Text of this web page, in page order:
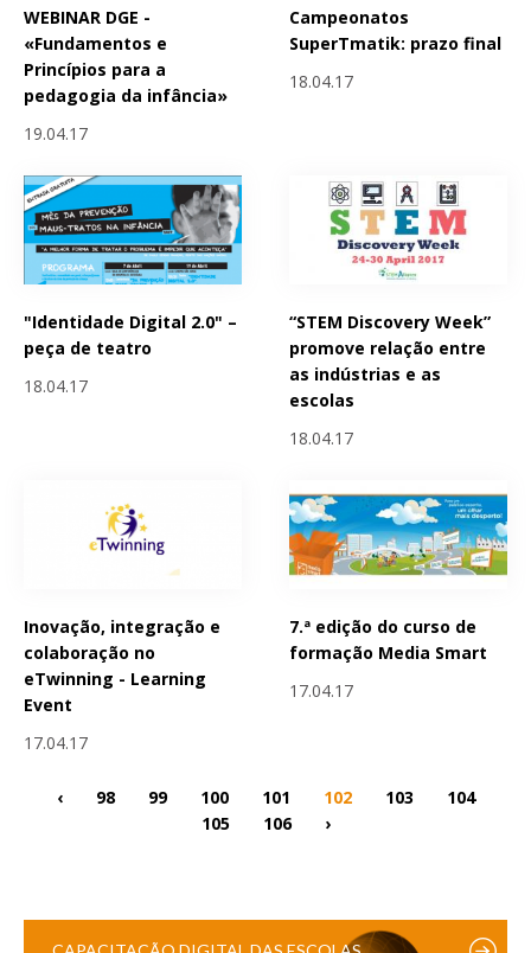
WEBINAR DGE -
«Fundamentos e
Princípios para a
pedagogia da infância»
19.04.17
Campeonatos
SuperTmatik: prazo final
18.04.17
"Identidade Digital 2.0" –
peça de teatro
18.04.17
“STEM Discovery Week”
promove relação entre
as indústrias e as
escolas
18.04.17
Inovação, integração e
colaboração no
eTwinning - Learning
Event
17.04.17
7.ª edição do curso de
formação Media Smart
17.04.17
‹ 98 99 100 101 102 103
104
105
106 ›